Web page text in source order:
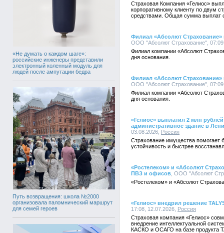
«Не думать о каждом шаге»:
российские инженеры представили
электронный коленный модуль для
людей после ампутации бедра
Путь возвращения: школа №2000
организовала паломнический маршрут
для семей героев
Страховая Компания «Гелиос»
корпоративному клиенту по двум
средствами. Общая сумма выплат
Филиал «Абсолют Страхование»
ООО "Абсолют Страхование",
Филиал компании «Абсолют
дня основания.
Филиал «Абсолют Страхование»
ООО "Абсолют Страхование",
Филиал компании «Абсолют
дня основания.
«Гелиос» выплатил 2 млн
административное здание в
03.08.2026, Россия
Страхование имущества помогает
устойчивость и быстрее
«Ростелеком» и «Абсолют
ПВЗ и офисов , ООО "Абсолют
«Ростелеком» и «Абсолют
«Гелиос» внедрил решение
17:08, 12.07.2026, Россия
Страховая компания «Гелиос»
внедрение интеллектуальной
КАСКО и ОСАГО на базе продукта